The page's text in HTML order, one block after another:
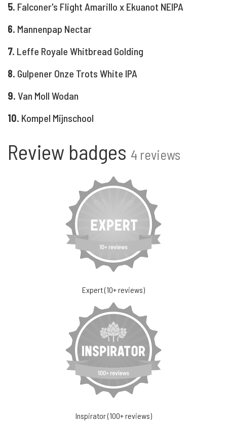
5. Falconer's Flight Amarillo x Ekuanot NEIPA
6. Mannenpap Nectar
7. Leffe Royale Whitbread Golding
8. Gulpener Onze Trots White IPA
9. Van Moll Wodan
10. Kompel Mijnschool
Review badges 4 reviews
Expert (10+ reviews)
Inspirator (100+ reviews)